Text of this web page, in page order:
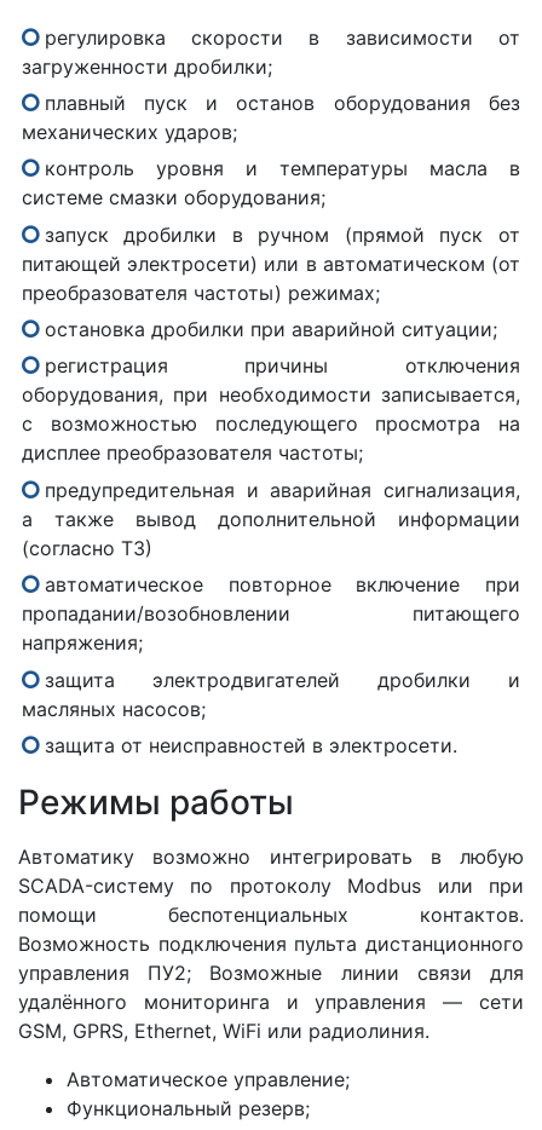
регулировка скорости в зависимости от
загруженности дробилки;
плавный пуск и останов оборудования без
механических ударов;
контроль уровня и температуры масла в
системе смазки оборудования;
запуск дробилки в ручном (прямой пуск от
питающей электросети) или в автоматическом (от
преобразователя частоты) режимах;
остановка дробилки при аварийной ситуации;
регистрация причины отключения
оборудования, при необходимости записывается,
с возможностью последующего просмотра на
дисплее преобразователя частоты;
предупредительная и аварийная сигнализация,
а также вывод дополнительной информации
(согласно ТЗ)
автоматическое повторное включение при
пропадании/возобновлении питающего
напряжения;
защита электродвигателей дробилки и
масляных насосов;
защита от неисправностей в электросети.
Режимы работы
Автоматику возможно интегрировать в любую
SCADA-систему по протоколу Modbus или при
помощи беспотенциальных контактов.
Возможность подключения пульта дистанционного
управления ПУ2; Возможные линии связи для
удалённого мониторинга и управления — сети
GSM, GPRS, Ethernet, WiFi или радиолиния.
Автоматическое управление;
Функциональный резерв;